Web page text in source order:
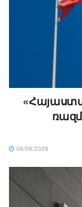
06/08/2026